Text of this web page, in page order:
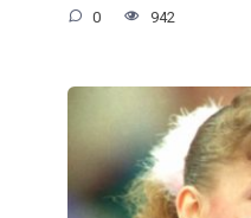
0 942